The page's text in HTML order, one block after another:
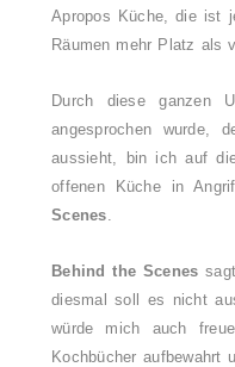
Apropos Küche, die ist
Räumen mehr Platz als
Durch diese ganzen
angesprochen wurde,
aussieht, bin ich auf
offenen Küche in
Scenes.
Behind the Scenes
diesmal soll es nicht
würde mich auch
Kochbücher aufbewahrt